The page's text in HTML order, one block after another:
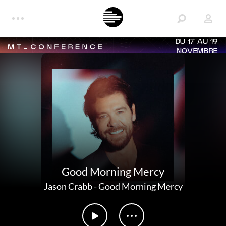
DU 17 AU 19
NOVEMBRE
Good Morning Mercy
Jason Crabb-Good Morning Mercy